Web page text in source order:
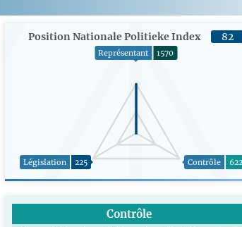
Position Nationale Politieke Index 82
Législation 225
Représentant 1570
Contrôle 622
Contrôle